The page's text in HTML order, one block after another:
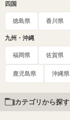
四国
徳島県 香川県
九州・沖縄
福岡県 佐賀県
鹿児島県 沖縄県
カテゴリから探す